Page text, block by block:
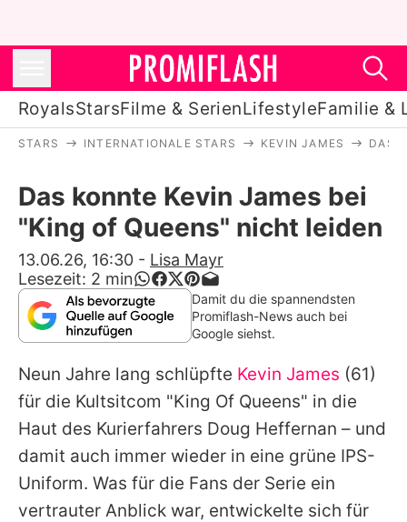
RoyalsStarsFilme & SerienLifestyleFamilie &
Stars
Filme & Serien
Lifestyle
Familie & Liebe
Alle Themen auf Promiflash
Jobs
App runterladen
STARS INTERNATIONALE STARS KEVIN JAMES DAS
Das konnte Kevin James bei
"King of Queens" nicht leiden
13.06.26, 16:30 - Lisa Mayr
Lesezeit: 2 min
Damit du die spannendsten
Promiflash-News auch bei
Google siehst.
Neun Jahre lang schlüpfte Kevin James (61)
für die Kultsitcom "King Of Queens" in die
Haut des Kurierfahrers Doug Heffernan – und
damit auch immer wieder in eine grüne IPS-
Uniform. Was für die Fans der Serie ein
vertrauter Anblick war, entwickelte sich für